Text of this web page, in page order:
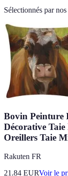
Sélectionnés par
Bovin Peinture
Décorative
Oreillers Taie
Rakuten FR
21.84 EURVoir le